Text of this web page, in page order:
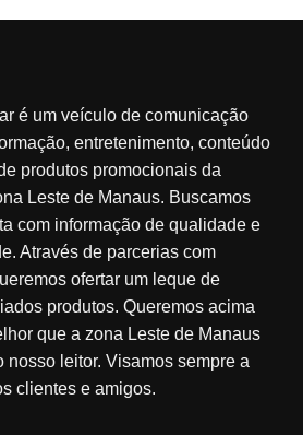
é um veículo de comunicação
entretenimento, conteúdo
produtos promocionais da
Leste de Manaus. Buscamos
com informação de qualidade e
Através de parcerias com
ofertar um leque de
produtos. Queremos acima
que a zona Leste de Manaus
nosso leitor. Visamos sempre a
clientes e amigos.